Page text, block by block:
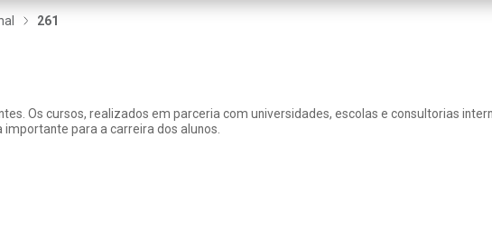
261
Os cursos, realizados em parceria com universidades, escolas e consultorias
para a carreira dos alunos.